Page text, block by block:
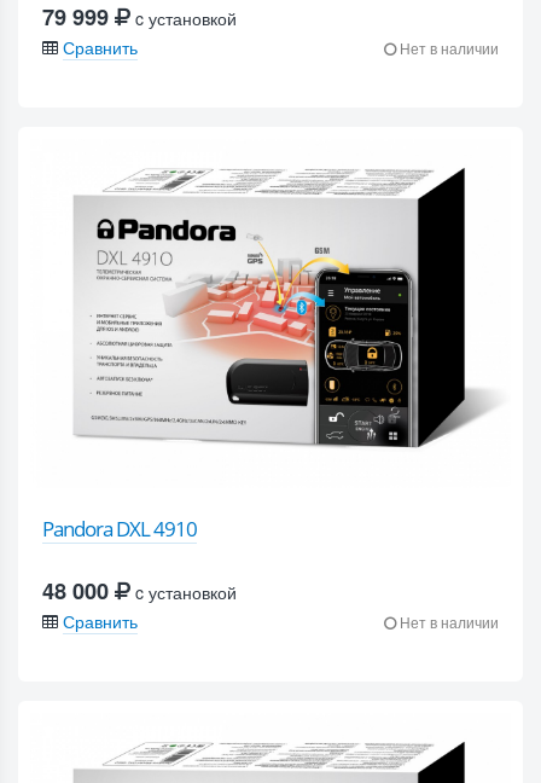
79 999
c установкой
Сравнить
Нет в наличии
Pandora DXL 4910
48 000
c установкой
Сравнить
Нет в наличии